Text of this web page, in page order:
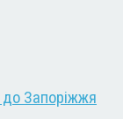
до Запоріжжя